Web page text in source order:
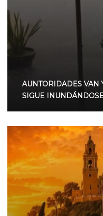
AUNTORIDADES VAN
SIGUE